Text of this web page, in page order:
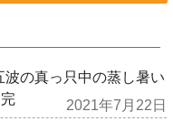
の真っ只中の蒸し暑い
2021年7月22日